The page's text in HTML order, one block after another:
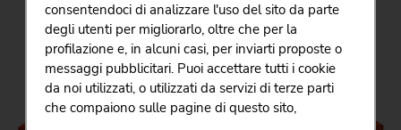
consentendoci di analizzare l'uso del sito da parte
degli utenti per migliorarlo, oltre che per la
profilazione e, in alcuni casi, per inviarti proposte o
messaggi pubblicitari. Puoi accettare tutti i cookie
da noi utilizzati, o utilizzati da servizi di terze parti
che compaiono sulle pagine di questo sito,